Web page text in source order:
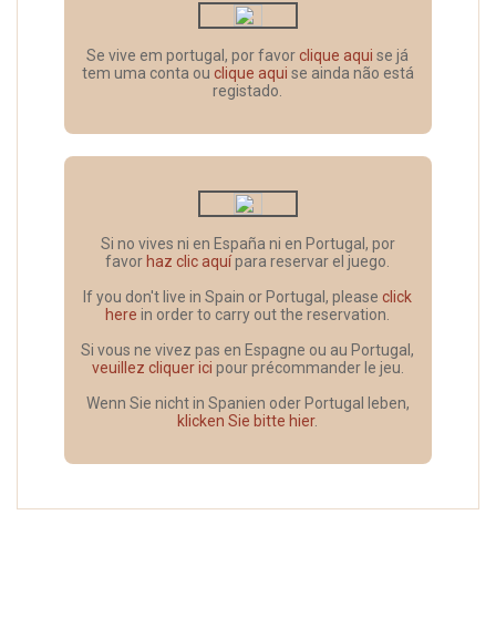
Se vive em portugal, por favorclique aqui se já
tem uma conta ou clique aqui se ainda não está
registado.
Si no vives ni en España ni en Portugal, por
favor haz clic aquípara reservar el juego.
If you don't live in Spain or Portugal, pleaseclick
here in order to carry out the reservation.
Si vous ne vivez pas en Espagne ou au Portugal,
veuillez cliquer ici pour précommander le jeu.
Wenn Sie nicht in Spanien oder Portugal leben,
klicken Sie bitte hier.